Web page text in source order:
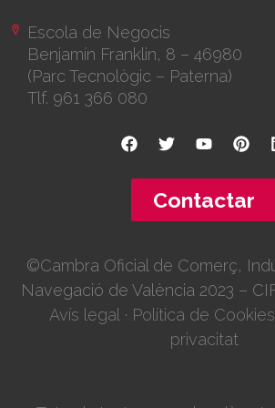
Escola de Negocis
Benjamín Franklin, 8 – 46980
(Parc Tecnològic – Paterna)
Tlf. 961 366 080
Contactar
©Cambra Oficial de Comerç,
Navegació de València 2023 –
Avís legal · Política de Cookies
privacitat